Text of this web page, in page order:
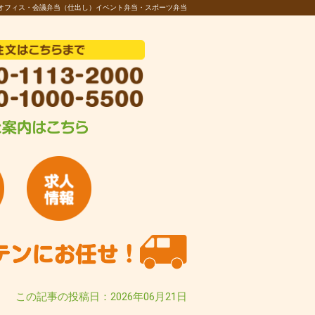
ィス・会議弁当（仕出し）イベント弁当・スポーツ弁当
この記事の投稿日：2026年06月21日